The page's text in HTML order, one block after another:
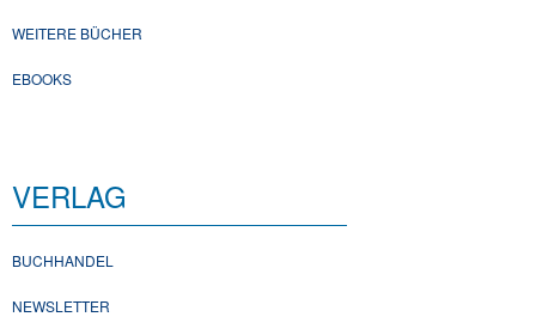
WEITERE BÜCHER
EBOOKS
VERLAG
BUCHHANDEL
NEWSLETTER